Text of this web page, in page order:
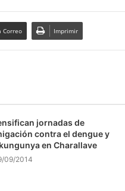
Correo Imprimir
jornadas de
contra el dengue y
en Charallave
09/2014